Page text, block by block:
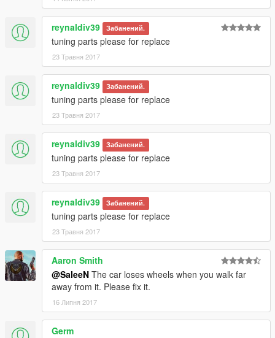
reynaldiv39 Забанений.
tuning parts please for replace
23 Травня 2017
reynaldiv39 Забанений.
tuning parts please for replace
23 Травня 2017
reynaldiv39 Забанений.
tuning parts please for replace
23 Травня 2017
reynaldiv39 Забанений.
tuning parts please for replace
23 Травня 2017
Aaron Smith
@SaleeN The car loses wheels when you walk far
away from it. Please fix it.
16 Липня 2017
Germ